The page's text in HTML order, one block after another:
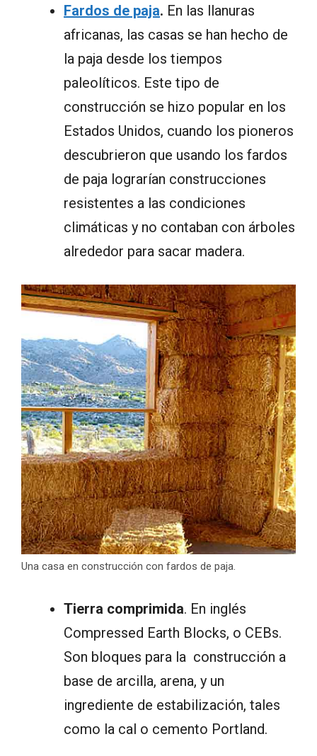
Fardos de paja. En las llanuras
africanas, las casas se han hecho de
la paja desde los tiempos
paleolíticos. Este tipo de
construcción se hizo popular en los
Estados Unidos, cuando los pioneros
descubrieron que usando los fardos
de paja lograrían construcciones
resistentes a las condiciones
climáticas y no contaban con árboles
alrededor para sacar madera.
Una casa en construcción con fardos de paja.
Tierra comprimida. En inglés
Compressed Earth Blocks, o CEBs.
Son bloques para la construcción a
base de arcilla, arena, y un
ingrediente de estabilización, tales
como la cal o cemento Portland.